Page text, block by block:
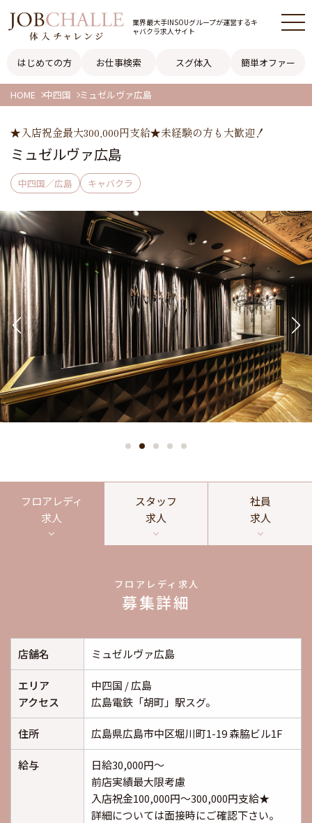
業界最大手INSOUグループが運営するキ
ャバクラ求人サイト
はじめての方 お仕事検索 スグ体入 簡単オファー
HOME 中四国 ミュゼルヴァ広島
★入店祝金最大300,000円支給★未経験の方も大歓迎！
ミュゼルヴァ広島
中四国／広島 キャバクラ
フロアレディ
求人
スタッフ
求人
社員
求人
フロアレディ求人
募集詳細
店舗名 ミュゼルヴァ広島
エリア
アクセス
中四国 / 広島
広島電鉄「胡町」駅スグ。
住所 広島県広島市中区堀川町1-19 森脇ビル1F
給与
日給30,000円～
前店実績最大限考慮
入店祝金100,000円〜300,000円支給★
詳細については面接時にご確認下さい。